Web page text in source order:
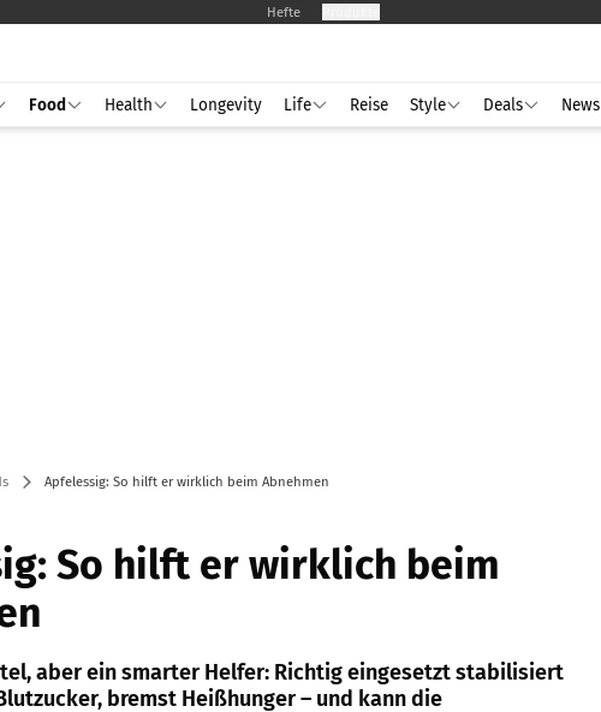
Hefte
Food Health Longevity Life Reise Style Deals News
Apfelessig: So hilft er wirklich beim Abnehmen
So hilft er wirklich beim
aber ein smarter Helfer: Richtig eingesetzt stabilisiert
bremst Heißhunger – und kann die